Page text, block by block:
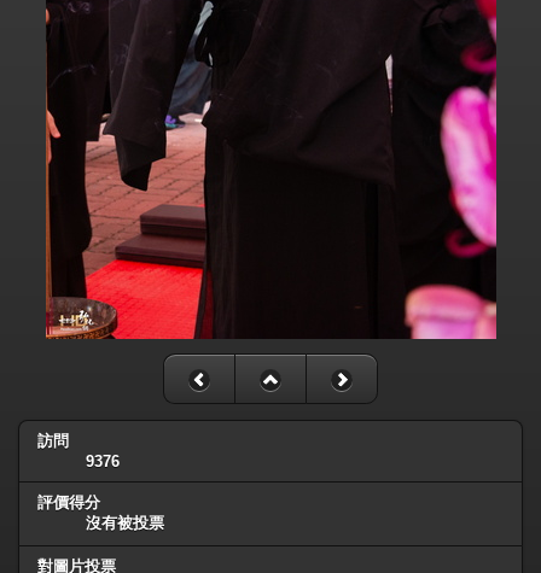
訪問
9376
評價得分
沒有被投票
對圖片投票